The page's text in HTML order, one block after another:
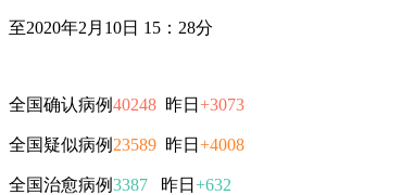
至2020年2月10日 15：28分
全国确认病例40248 昨日 +3073
全国疑似病例 23589 昨日 +4008
全国治愈病例3387 昨日 +632